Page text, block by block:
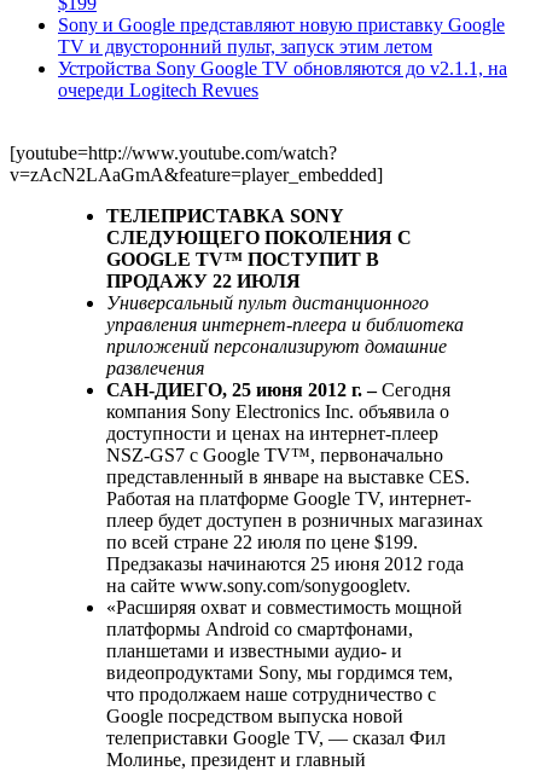
Sony и Google представляют новую приставку Google
TV и двусторонний пульт, запуск этим летом
Устройства Sony Google TV обновляются до v2.1.1, на
очереди Logitech Revues
[youtube=http://www.youtube.com/watch?
v=zAcN2LAaGmA&feature=player_embedded]
ТЕЛЕПРИСТАВКА SONY
СЛЕДУЮЩЕГО ПОКОЛЕНИЯ С
GOOGLE TV™ ПОСТУПИТ В
ПРОДАЖУ 22 ИЮЛЯ
Универсальный пульт дистанционного
управления интернет-плеера и библиотека
приложений персонализируют домашние
развлечения
САН-ДИЕГО, 25 июня 2012 г. –Сегодня
компания Sony Electronics Inc. объявила о
доступности и ценах на интернет-плеер
NSZ-GS7 с Google TV™, первоначально
представленный в январе на выставке CES.
Работая на платформе Google TV, интернет-
плеер будет доступен в розничных магазинах
по всей стране 22 июля по цене $199.
Предзаказы начинаются 25 июня 2012 года
на сайте www.sony.com/sonygoogletv.
«Расширяя охват и совместимость мощной
платформы Android со смартфонами,
планшетами и известными аудио- и
видеопродуктами Sony, мы гордимся тем,
что продолжаем наше сотрудничество с
Google посредством выпуска новой
телеприставки Google TV, — сказал Фил
Молинье, президент и главный